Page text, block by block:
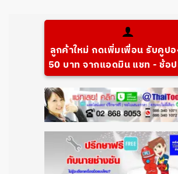
ลูกค้าใหม่ กดเพิ่มเพื่อน รับคูป
50 บาท จากแอดมิน แชท - ช้อ